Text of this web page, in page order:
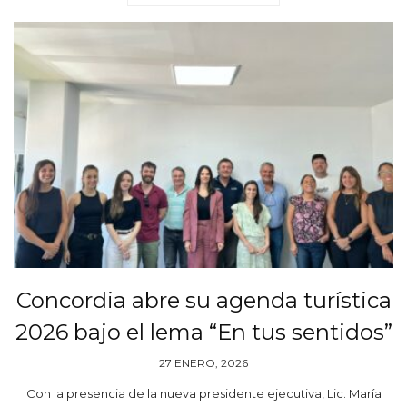
Concordia abre su agenda turística
2026 bajo el lema “En tus sentidos”
27 ENERO, 2026
Con la presencia de la nueva presidente ejecutiva, Lic. María